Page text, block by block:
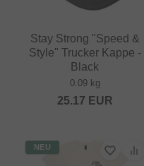
Stay Strong "Speed &
Style" Trucker Kappe -
Black
0.09 kg
25.17 EUR
NEU